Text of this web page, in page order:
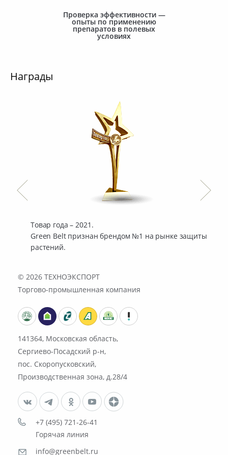
Проверка эффективности —
опыты по применению
препаратов в полевых
условиях
Награды
Товар года – 2021.
Green Belt признан брендом №1 на рынке защиты
растений.
© 2026 ТЕХНОЭКСПОРТ
Торгово-промышленная компания
141364, Московская область,
Сергиево-Посадский р-н,
пос. Скоропусковский,
Производственная зона, д.28/4
+7 (495) 721-26-41
Горячая линия
info@greenbelt.ru